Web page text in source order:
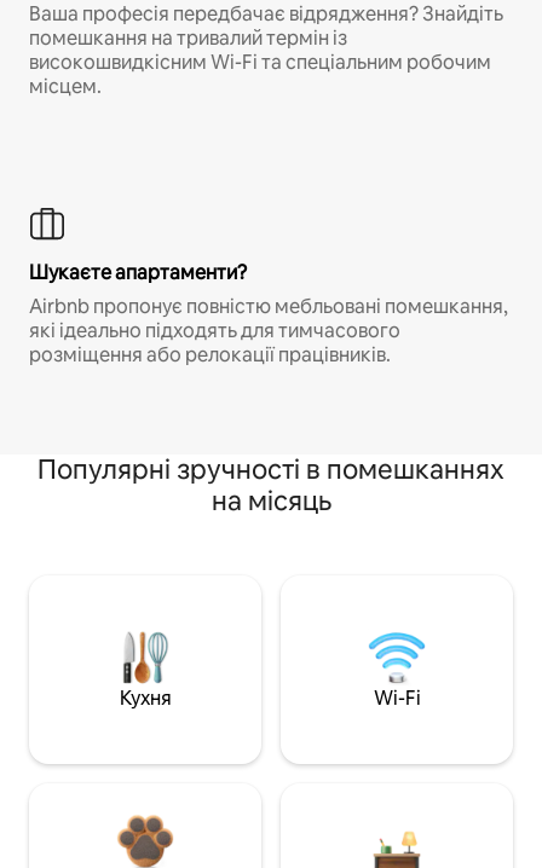
Ваша професія передбачає відрядження? Знайдіть
помешкання на тривалий термін із
високошвидкісним Wi-Fi та спеціальним робочим
місцем.
Шукаєте апартаменти?
Airbnb пропонує повністю мебльовані помешкання,
які ідеально підходять для тимчасового
розміщення або релокації працівників.
Популярні зручності в помешканнях
на місяць
Кухня Wi-Fi